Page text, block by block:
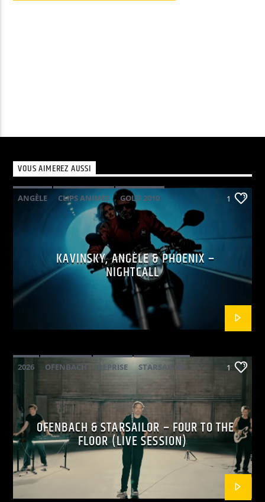
VOUS AIMEREZ AUSSI
ANGÈLE CLIPS ANIMÉS
GOLD 2010
PHOENIX POP ELECTRO
1
KAVINSKY, ANGÈLE & PHOENIX –
NIGHTCALL
2026 OFENBACH REPRISE STARSAILOR 1
OFENBACH & STARSAILOR – FOUR TO THE
FLOOR (LIVE SESSION)